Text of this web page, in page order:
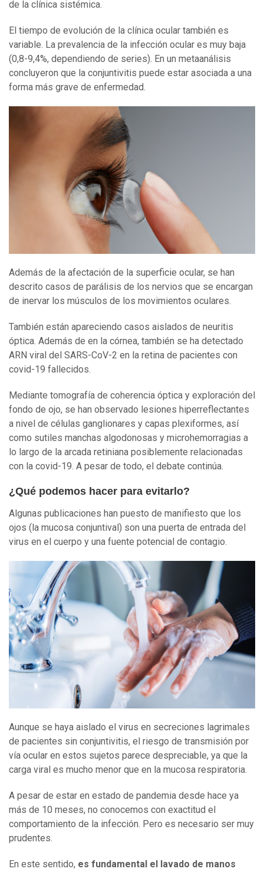
de la clínica sistémica.
El tiempo de evolución de la clínica ocular también es
variable. La prevalencia de la infección ocular es muy baja
(0,8-9,4%, dependiendo de series). En un metaanálisis
concluyeron que la conjuntivitis puede estar asociada a una
forma más grave de enfermedad.
Además de la afectación de la superficie ocular, se han
descrito casos de parálisis de los nervios que se encargan
de inervar los músculos de los movimientos oculares.
También están apareciendo casos aislados de neuritis
óptica. Además de en la córnea, también se ha detectado
ARN viral del SARS-CoV-2 en la retina de pacientes con
covid-19 fallecidos.
Mediante tomografía de coherencia óptica y exploración del
fondo de ojo, se han observado lesiones hiperreflectantes
a nivel de células ganglionares y capas plexiformes, así
como sutiles manchas algodonosas y microhemorragias a
lo largo de la arcada retiniana posiblemente relacionadas
con la covid-19. A pesar de todo, el debate continúa.
¿Qué podemos hacer para evitarlo?
Algunas publicaciones han puesto de manifiesto que los
ojos (la mucosa conjuntival) son una puerta de entrada del
virus en el cuerpo y una fuente potencial de contagio.
Aunque se haya aislado el virus en secreciones lagrimales
de pacientes sin conjuntivitis, el riesgo de transmisión por
vía ocular en estos sujetos parece despreciable, ya que la
carga viral es mucho menor que en la mucosa respiratoria.
A pesar de estar en estado de pandemia desde hace ya
más de 10 meses, no conocemos con exactitud el
comportamiento de la infección. Pero es necesario ser muy
prudentes.
En este sentido, es fundamental el lavado de manos